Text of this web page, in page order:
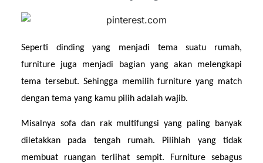
Seperti dinding yang menjadi tema suatu rumah,
furniture juga menjadi bagian yang akan melengkapi
tema tersebut. Sehingga memilih furniture yang match
dengan tema yang kamu pilih adalah wajib.
Misalnya sofa dan rak multifungsi yang paling banyak
diletakkan pada tengah rumah. Pilihlah yang tidak
membuat ruangan terlihat sempit. Furniture sebagus